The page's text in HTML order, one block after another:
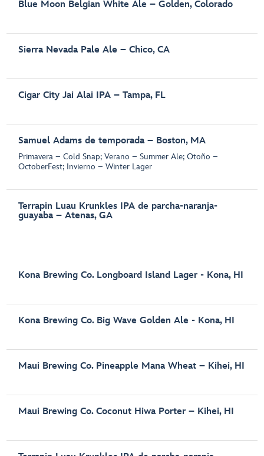
Blue Moon Belgian White Ale – Golden, Colorado
Sierra Nevada Pale Ale – Chico, CA
Cigar City Jai Alai IPA – Tampa, FL
Samuel Adams de temporada – Boston, MA
Primavera – Cold Snap; Verano – Summer Ale; Otoño –
OctoberFest; Invierno – Winter Lager
Terrapin Luau Krunkles IPA de parcha-naranja-
guayaba – Atenas, GA
Kona Brewing Co. Longboard Island Lager - Kona, HI
Kona Brewing Co. Big Wave Golden Ale - Kona, HI
Maui Brewing Co. Pineapple Mana Wheat – Kihei, HI
Maui Brewing Co. Coconut Hiwa Porter – Kihei, HI